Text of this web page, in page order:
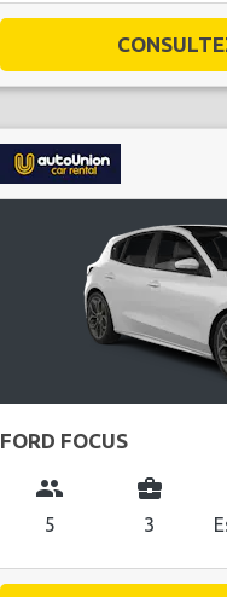
FORD FOCUS
group
5
business_center
3